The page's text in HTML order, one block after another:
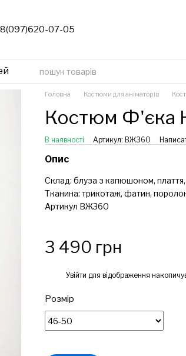
07-05
Головна Костюми для аніматорів
Костюм Ф'єка
В наявності Артикул: ВЖ360
Опис
Склад: блуза з капюшоном, плаття,
Тканина: трикотаж, фатин,
Артикул ВЖ360
3 490 грн
Увійти для відображення
Розмір